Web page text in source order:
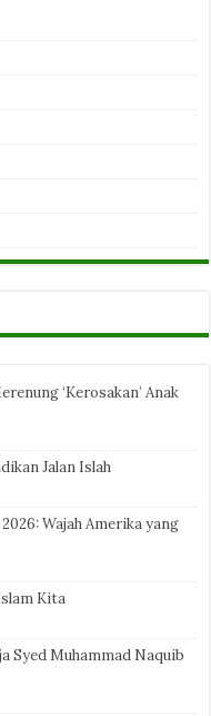
‘Kerosakan’ Anak
Jalan Islah
Wajah Amerika yang
Kita
Syed Muhammad Naquib